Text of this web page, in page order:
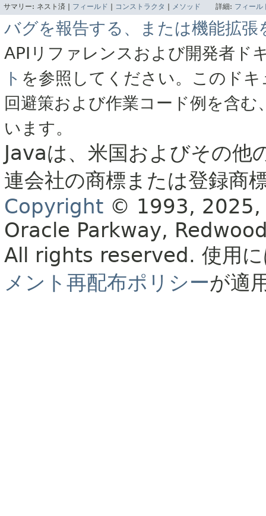
サマリー: ネスト済 | フィールド コンストラクタ メソッド 詳細: フィール
バグを報告する、または機能拡張
APIリファレンスおよび開発者ド
ト を参照してください。このド
回避策および作業コード例を含
います。
Javaは、米国およびその
連会社の商標または登録商
Copyright © 1993, 2025,
Oracle Parkway,
All rights reserved. 使用
メント再配布ポリシーが適